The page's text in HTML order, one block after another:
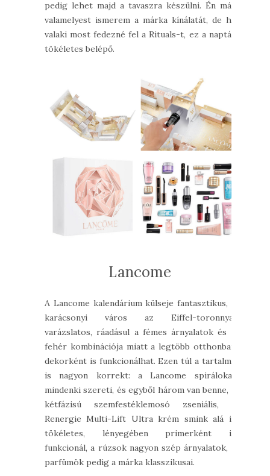
pedig lehet majd a tavaszra készülni. Én már
valamelyest ismerem a márka kínálatát, de ha
valaki most fedezné fel a Rituals-t, ez a naptár
tökéletes belépő.
Lancome
A Lancome kalendárium külseje fantasztikus, a
karácsonyi város az Eiffel-toronnyal
varázslatos, ráadásul a fémes árnyalatok és a
fehér kombinációja miatt a legtöbb otthonban
dekorként is funkcionálhat. Ezen túl a tartalma
is nagyon korrekt: a Lancome spirálokat
mindenki szereti, és egyből három van benne, a
kétfázisú szemfestéklemosó zseniális, a
Renergie Multi-Lift Ultra krém smink alá is
tökéletes, lényegében primerként is
funkcionál, a rúzsok nagyon szép árnyalatok, a
parfümök pedig a márka klasszikusai.